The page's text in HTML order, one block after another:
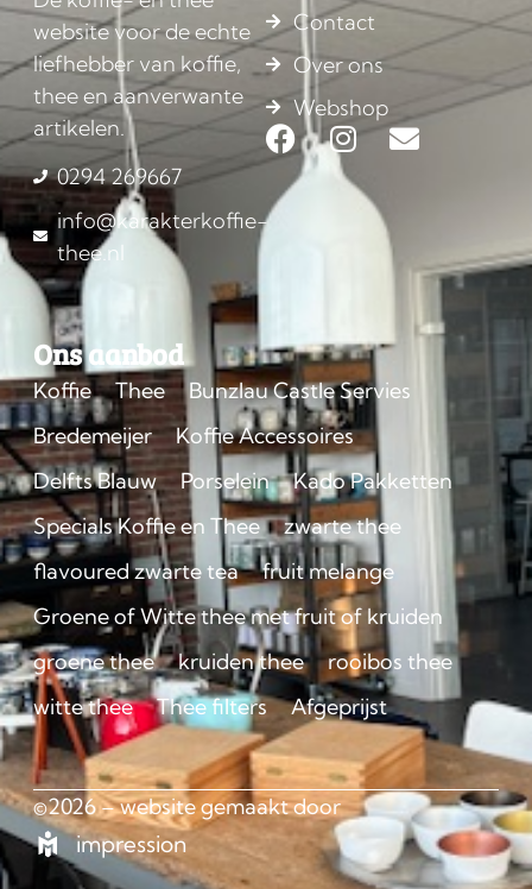
website voor de echte
liefhebber van koffie,
thee en aanverwante
artikelen.
0294 269667
info@karakterkoffie-
thee.nl
Contact
Over ons
Webshop
Ons aanbod
Koffie Thee
Bunzlau Castle Servies
Bredemeijer
Koffie Accessoires
Delfts Blauw
Porselein
Kado Pakketten
Specials Koffie en Thee
zwarte thee
flavoured zwarte tea
fruit melange
Groene of Witte thee met fruit of kruiden
groene thee
kruiden thee
rooibos thee
witte thee
Thee filters Afgeprijst
©2026 – website gemaakt door
impression